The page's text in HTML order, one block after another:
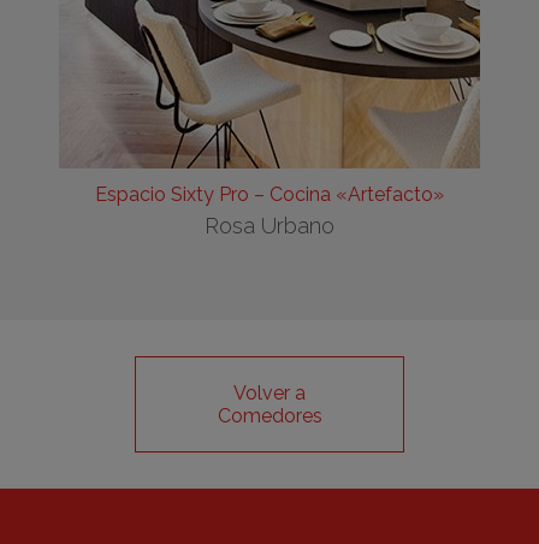
Espacio Sixty Pro – Cocina «Artefacto»
Rosa Urbano
Volver a
Comedores